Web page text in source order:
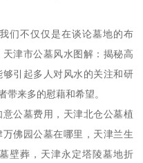
们不仅仅是在谈论墓地的布
津市公墓风水图解：揭秘高
引起多人对风水的关注和研
带来多的慰藉和希望。
公墓费用，天津北仓公墓植
佛园公墓在哪里，天津兰生
壁葬，天津永定塔陵墓地折